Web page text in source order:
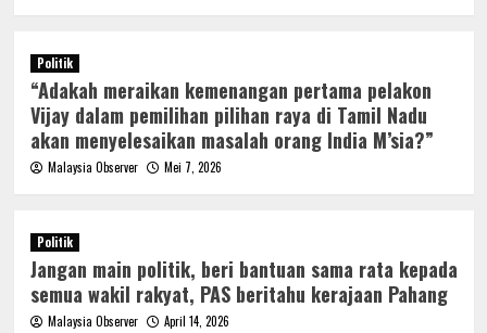
Politik
“Adakah meraikan kemenangan pertama pelakon
Vijay dalam pemilihan pilihan raya di Tamil Nadu
akan menyelesaikan masalah orang India M’sia?”
Malaysia Observer Mei 7, 2026
Politik
Jangan main politik, beri bantuan sama rata kepada
semua wakil rakyat, PAS beritahu kerajaan Pahang
Malaysia Observer April 14, 2026